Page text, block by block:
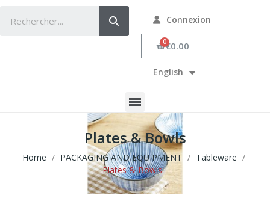
Connexion
€0.00
English
Plates & Bowls
Home PACKAGING AND EQUIPMENT
Tableware
Plates & Bowls